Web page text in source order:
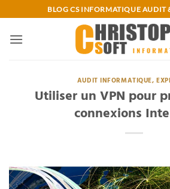
au
contenu
BLOG CS INFORMATIQUE AUDIT
AUDIT INFORMATIQUE,
Utiliser un VPN pour
connexions